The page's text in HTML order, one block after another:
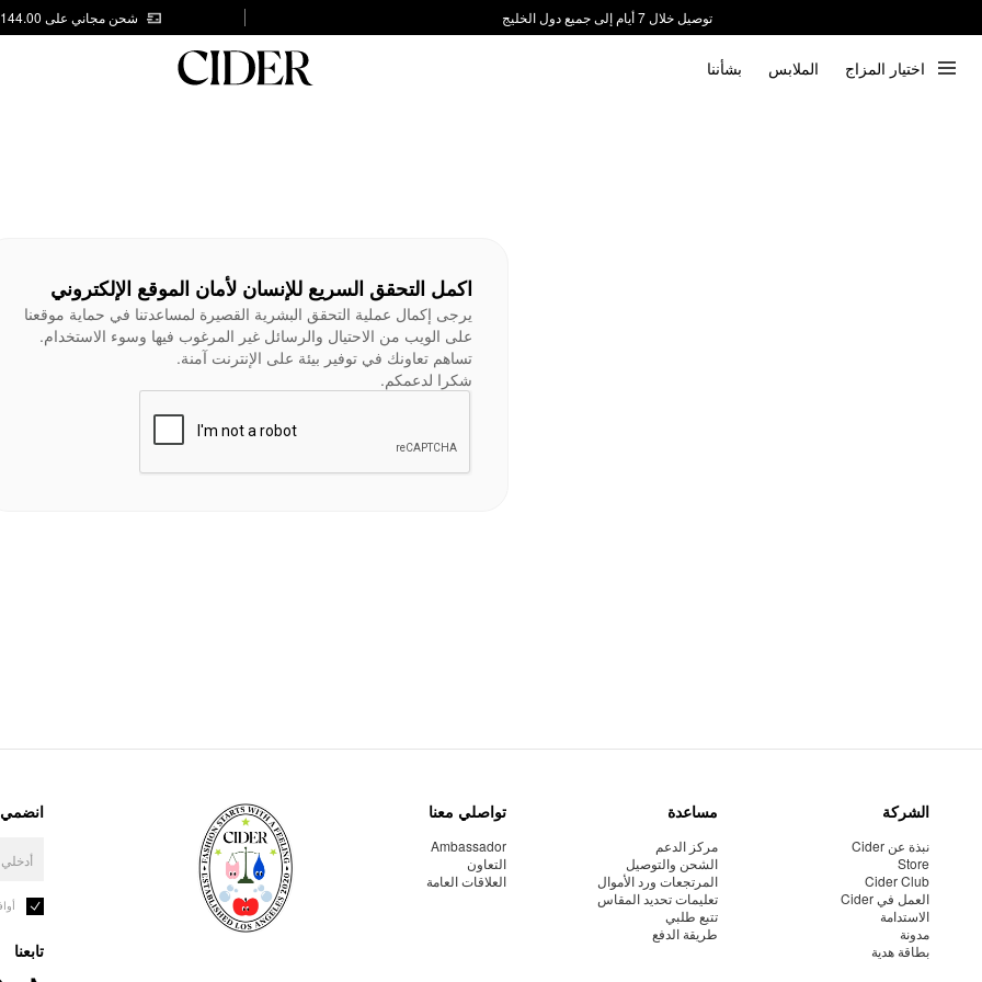
توصيل خلال 7 أيام إلى جميع دول الخليج
شحن مجاني على AED 144.00
اختيار المزاج الملابس بشأننا
اكمل التحقق السريع للإنسان لأمان الموقع الإلكتروني
يرجى إكمال عملية التحقق البشرية القصيرة لمساعدتنا في حماية موقعنا
على الويب من الاحتيال والرسائل غير المرغوب فيها وسوء الاستخدام.
تساهم تعاونك في توفير بيئة على الإنترنت آمنة.
شكرا لدعمكم.
الشركة
نبذة عن Cider
Store
Cider Club
العمل في Cider
الاستدامة
مدونة
بطاقة هدية
مساعدة
مركز الدعم
الشحن والتوصيل
المرتجعات ورد الأموال
تعليمات تحديد المقاس
تتبع طلبي
طريقة الدفع
تواصلي معنا
Ambassador
التعاون
العلاقات العامة
انضمي
تابعنا